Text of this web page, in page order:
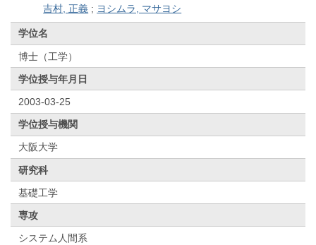
吉村, 正義 ; ヨシムラ, マサヨシ
学位名
博士（工学）
学位授与年月日
2003-03-25
学位授与機関
大阪大学
研究科
基礎工学
専攻
システム人間系